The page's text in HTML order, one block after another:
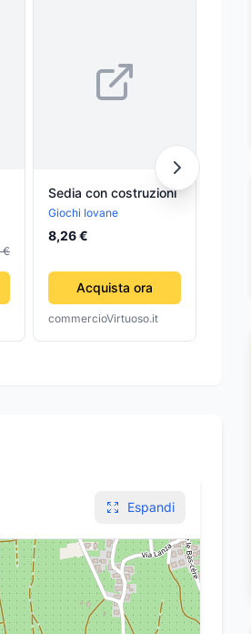
€
Sedia con costruzioni
Giochi Iovane
8,26 €
Acquista ora
commercioVirtuoso.it
Espandi